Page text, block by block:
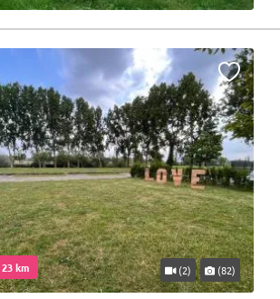
km (2) (82)